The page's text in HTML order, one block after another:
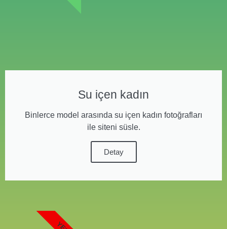
Su içen kadın
Binlerce model arasında su içen kadın fotoğrafları
ile siteni süsle.
Detay